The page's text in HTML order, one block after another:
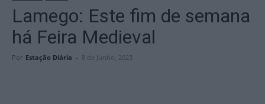
Lamego: Este fim de semana
há Feira Medieval
Por Estação Diária - 8 de Junho, 2023